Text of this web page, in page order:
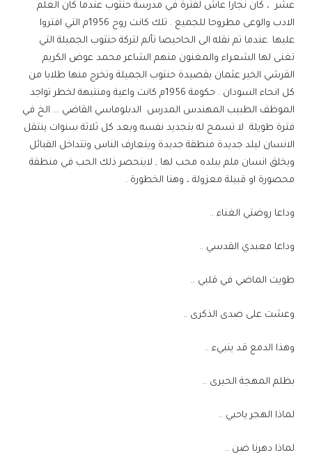
عشر ، كان نجارا عاش لفترة في مدرسة حنتوب عندما كان العلم
الادب والوعى مطروحا للجميع . تلك كانت روح 1956م التي افتروا
عليها .عندما تم نقله الى الحاحيصا تألم لتركة حنتوب الجميلة التي
تغنى لها الشعراء والمغنون منهم الشاعر محمد عوض الكريم
القرشي الخير عثمان بقصيدة حنتوب الجميلة وتخرج منها طلابا من
كل انحاء السودان . حكومة 1956م كانت واعية ومنتبهة لخطر تواجد
الموظف الطبيب المهندس المدرس الدبلوماسي القاضي … الخ في
فترة طويلة لا تسمح له بتجديد نفسه وبعد كل ثلاثة سنوات ينتقل
الانسان لبلد جديدة منطقة جديدة ويتعارف الناس وتتداخل القبائل
ويخلق انسان ملم ببلده محب لها , لاينحصر ذلك الحب في منطقة
محصورة او قبيلة معزولة ، وهنا الخطورة .
وداعا روضتي الغناء ..
وداعا معبدي القدسي ..
طويت الماضي في قلبي ..
وعشت على صدى الذكرى ..
وهذا الدمع قد ينبيء ..
بظلم المهجة الحيرى ..
لماذا الهجر ياحبي ..
لماذا دهرنا ضن ..